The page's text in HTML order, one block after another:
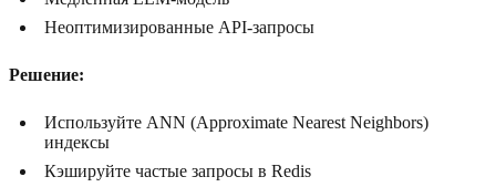
Неоптимизированные API-запросы
Решение:
Используйте ANN (Approximate Nearest Neighbors)
индексы
Кэшируйте частые запросы в Redis